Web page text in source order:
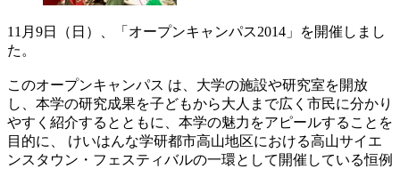
11月9日（日）、「オープンキャンパス2014」を開催しまし
た。
このオープンキャンパス は、大学の施設や研究室を開放
し、本学の研究成果を子どもから大人まで広く市民に分かり
やすく紹介するとともに、本学の魅力をアピールすることを
目的に、 けいはんな学研都市高山地区における高山サイエ
ンスタウン・フェスティバルの一環として開催している恒例